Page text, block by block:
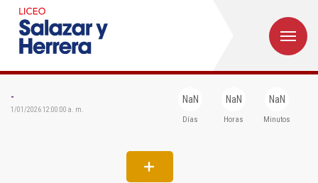
-
1/01/2026 12:00:00 a. m.
NaN
Días
NaN
Horas
NaN
Minutos
Formación